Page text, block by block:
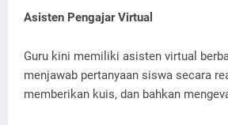
Asisten Pengajar Virtual
Guru kini memiliki asisten virtual
menjawab pertanyaan siswa secara
memberikan kuis, dan bahkan